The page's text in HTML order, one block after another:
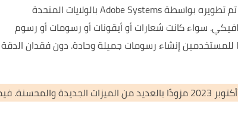
هو برنامج تصميم رسومات متجهة تم تطويره بواسطة Adobe Systems بالولايات المتحدة
سواء كانت شعارات أو أيقونات أو رسومات أو رسوم
دون فقدان